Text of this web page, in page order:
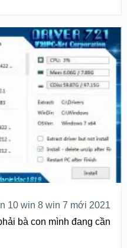
10 win 8 win 7 mới 2021
bà con mình đang cần